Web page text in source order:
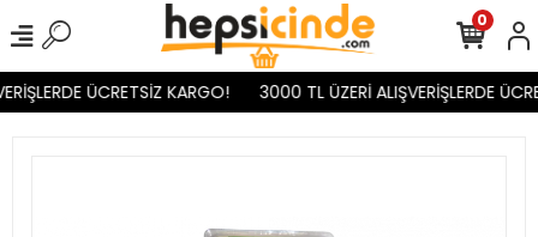
ÜCRETSİZ KARGO! 3000 TL ÜZERİ ALIŞVERİŞLERDE
0